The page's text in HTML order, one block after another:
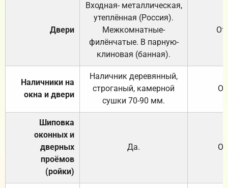
Двери
Входная- металлическая,
утеплённая (Россия).
Межкомнатные-
филёнчатые. В парную-
клиновая (банная).
Наличники на
окна и двери
Наличник деревянный,
строганый, камерной
сушки 70-90 мм.
Шиповка
оконных и
дверных
проёмов
(ройки)
Да.